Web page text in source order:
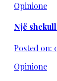
Opinione
Një
Posted on:
Opinione